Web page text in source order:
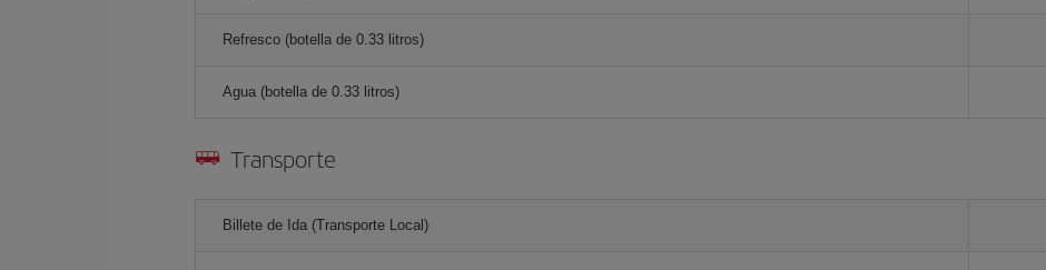
Refresco (botella de 0.33 litros)
Agua (botella de 0.33 litros)
Transporte
Billete de Ida (Transporte Local)